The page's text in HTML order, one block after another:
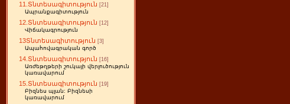
11.Տնտեսագիտություն [21]
Ապրանքագիտություն
12.Տնտեսագիտություն [12]
Վիճակագրություն
13Տնտեսագիտություն [3]
Ապահովագրական գործ
14.Տնտեսագիտություն [16]
Առժեթղթերի շուկայի վերլուծություն
կառավարում
15.Տնտեսագիտություն [19]
Բիզնես պլան: Բիզնեսի
կառավարում